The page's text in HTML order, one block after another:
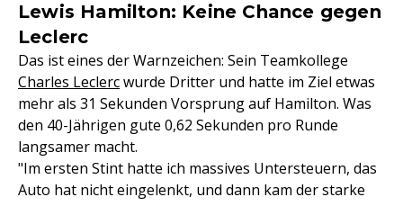
Lewis Hamilton: Keine Chance gegen
Leclerc
Das ist eines der Warnzeichen: Sein Teamkollege
Charles Leclercwurde Dritter und hatte im Ziel etwas
mehr als 31 Sekunden Vorsprung auf Hamilton. Was
den 40-Jährigen gute 0,62 Sekunden pro Runde
langsamer macht.
"Im ersten Stint hatte ich massives Untersteuern, das
Auto hat nicht eingelenkt, und dann kam der starke